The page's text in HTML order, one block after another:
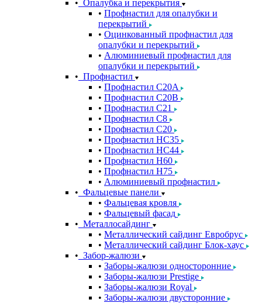
Опалубка и перекрытия
Профнастил для опалубки и
перекрытий
Оцинкованный профнастил для
опалубки и перекрытий
Алюминиевый профнастил для
опалубки и перекрытий
Профнастил
Профнастил С20A
Профнастил С20B
Профнастил С21
Профнастил С8
Профнастил С20
Профнастил НС35
Профнастил НС44
Профнастил Н60
Профнастил Н75
Алюминиевый профнастил
Фальцевые панели
Фальцевая кровля
Фальцевый фасад
Металлосайдинг
Металлический сайдинг Евробрус
Металлический сайдинг Блок-хаус
Забор-жалюзи
Заборы-жалюзи односторонние
Заборы-жалюзи Prestige
Заборы-жалюзи Royal
Заборы-жалюзи двусторонние